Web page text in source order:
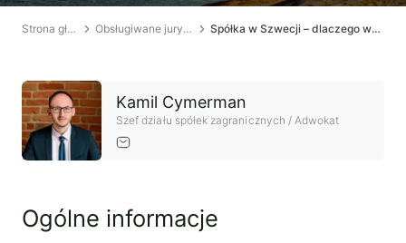
PL EN
SKLEP
Strona główna Obsługiwane jurysdykcje Spółka w Szwecji – dlaczego warto założyć firmę w Szwecji?
Kamil Cymerman
Szef działu spółek zagranicznych / Adwokat
Ogólne informacje